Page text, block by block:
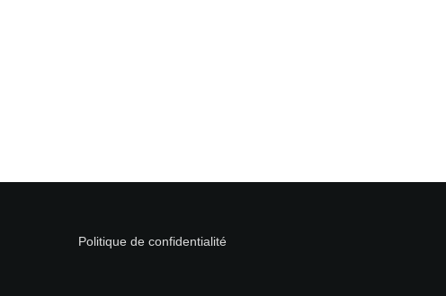
Politique de confidentialité